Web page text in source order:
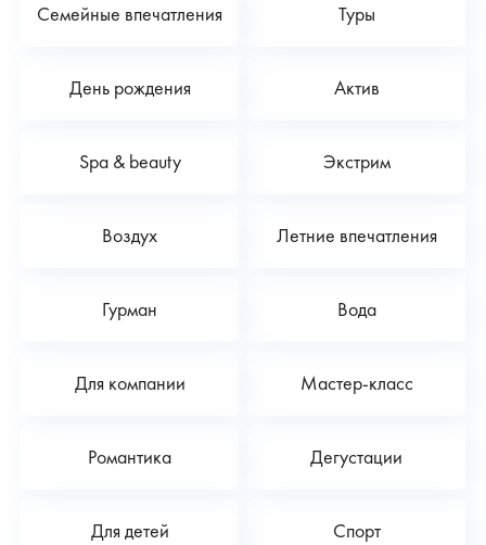
Семейные впечатления Туры
День рождения Актив
Spa & beauty Экстрим
Воздух Летние впечатления
Гурман Вода
Для компании Мастер-класс
Романтика Дегустации
Для детей Спорт